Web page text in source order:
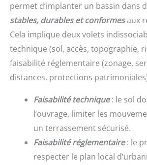
permet d’implanter un bassin dans
stables, durables et conformesaux
Cela implique deux volets
technique (sol, accès, topographie,
faisabilité réglementaire (zonage,
distances, protections
Faisabilité technique: le sol
l’ouvrage, limiter les
un terrassement sécurisé.
Faisabilité réglementaire: le
respecter le plan local